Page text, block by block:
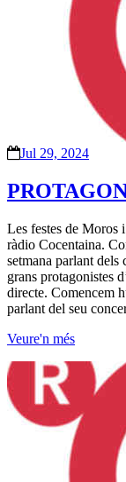
Jul 29, 2024
Les festes de Moros
ràdio Cocentaina.
setmana parlant dels
grans protagonistes
directe. Comencem
parlant del seu
Veure'n més